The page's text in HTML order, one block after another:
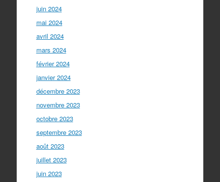
juin 2024
mai 2024
avril 2024
mars 2024
février 2024
janvier 2024
décembre 2023
novembre 2023
octobre 2023
septembre 2023
août 2023
juillet 2023
juin 2023